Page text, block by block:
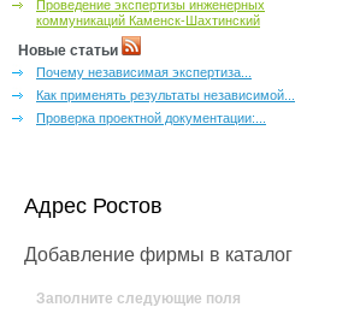
Проведение экспертизы инженерных
коммуникаций Каменск-Шахтинский
Новые статьи
Почему независимая экспертиза...
Как применять результаты независимой...
Проверка проектной документации:...
Адрес Ростов
Добавление фирмы в каталог
Заполните следующие поля